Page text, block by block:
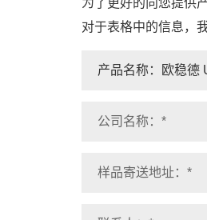
对于表格中的信息，